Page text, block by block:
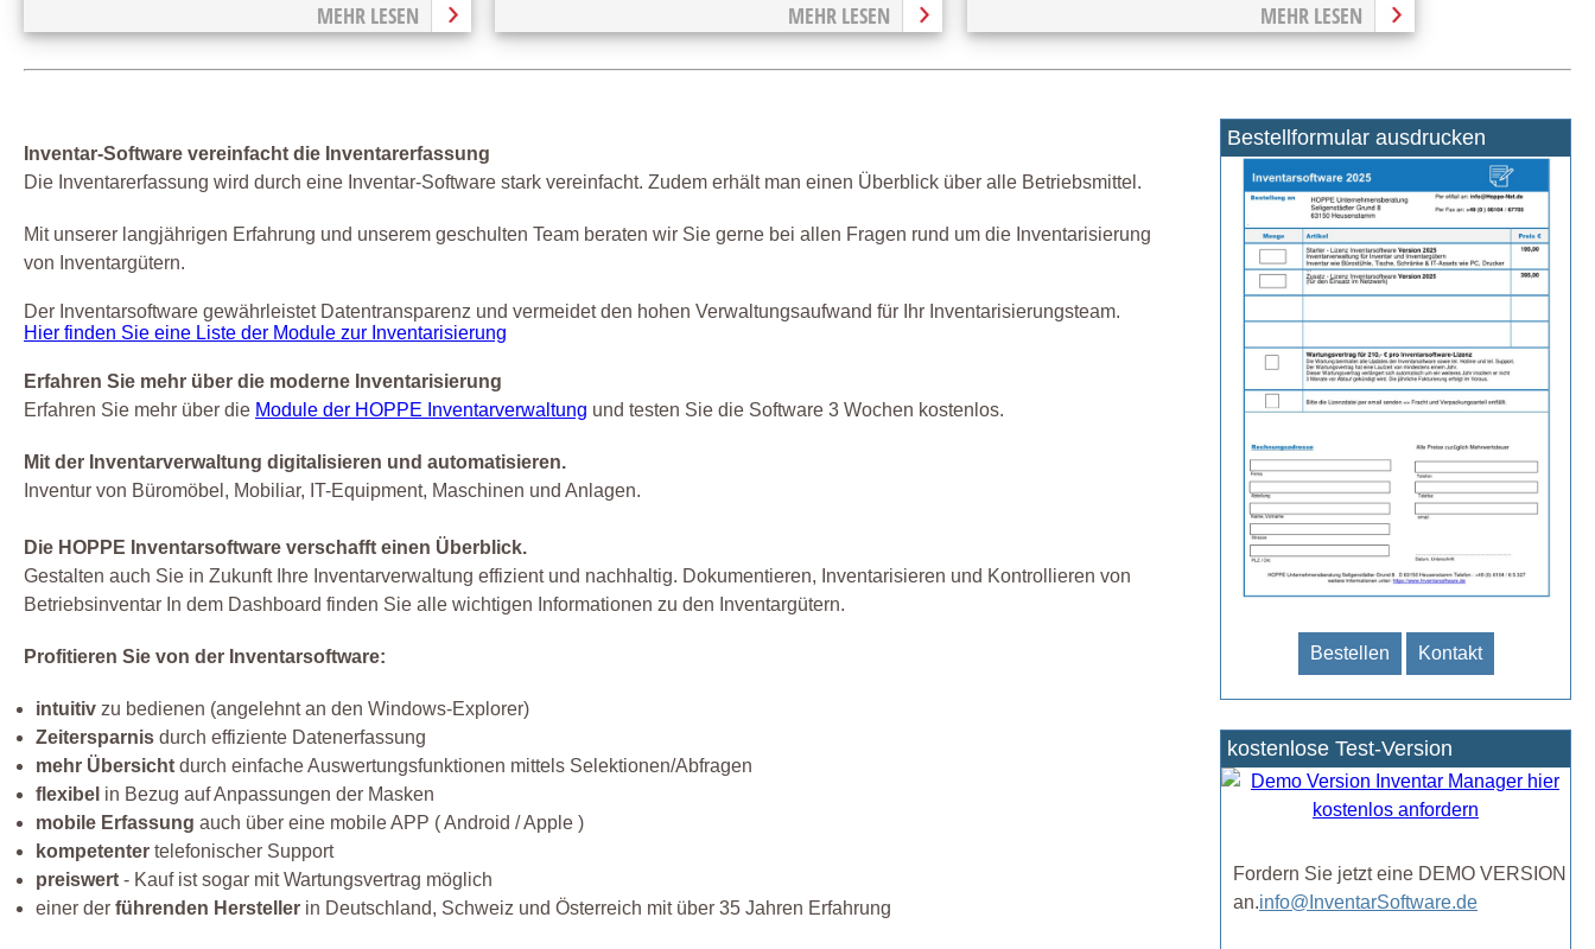
MEHR LESEN MEHR LESEN MEHR LESEN
Inventar-Software vereinfacht die Inventarerfassung
Die Inventarerfassung wird durch eine Inventar-Software stark vereinfacht. Zudem erhält man einen Überblick über alle Betriebsmittel.
Mit unserer langjährigen Erfahrung und unserem geschulten Team beraten wir Sie gerne bei allen Fragen rund um die Inventarisierung
von Inventargütern.
Der Inventarsoftware gewährleistet Datentransparenz und vermeidet den hohen Verwaltungsaufwand für Ihr Inventarisierungsteam.
Hier finden Sie eine Liste der Module zur Inventarisierung
Erfahren Sie mehr über die moderne Inventarisierung
Erfahren Sie mehr über die Module der HOPPE Inventarverwaltung und testen Sie die Software 3 Wochen kostenlos.
Mit der Inventarverwaltung digitalisieren und automatisieren.
Inventur von Büromöbel, Mobiliar, IT-Equipment, Maschinen und Anlagen.
Die HOPPE Inventarsoftware verschafft einen Überblick.
Gestalten auch Sie in Zukunft Ihre Inventarverwaltung effizient und nachhaltig. Dokumentieren, Inventarisieren und Kontrollieren von
Betriebsinventar In dem Dashboard finden Sie alle wichtigen Informationen zu den Inventargütern.
Profitieren Sie von der Inventarsoftware:
intuitiv zu bedienen (angelehnt an den Windows-Explorer)
Zeitersparnis durch effiziente Datenerfassung
mehr Übersicht durch einfache Auswertungsfunktionen mittels Selektionen/Abfragen
flexibel in Bezug auf Anpassungen der Masken
mobile Erfassung auch über eine mobile APP ( Android / Apple )
kompetenter telefonischer Support
preiswert - Kauf ist sogar mit Wartungsvertrag möglich
einer der führenden Hersteller in Deutschland, Schweiz und Österreich mit über 35 Jahren Erfahrung
Bestellformular ausdrucken
Bestellen Kontakt
kostenlose Test-Version
Fordern Sie jetzt eine DEMO VERSION
an.info@InventarSoftware.de